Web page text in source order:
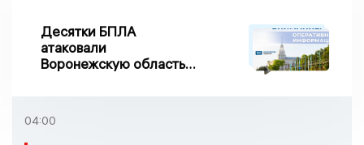
Десятки БПЛА
атаковали
Воронежскую область
04:00